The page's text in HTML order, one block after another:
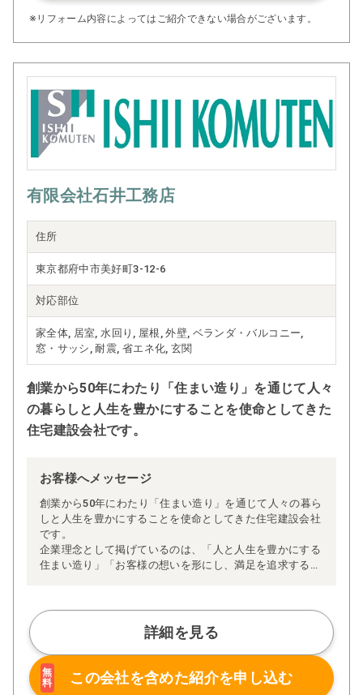
※リフォーム内容によってはご紹介できない場合がございます。
有限会社石井工務店
住所
東京都府中市美好町3-12-6
対応部位
家全体, 居室, 水回り, 屋根, 外壁, ベランダ・バルコニー,
窓・サッシ, 耐震, 省エネ化, 玄関
創業から50年にわたり「住まい造り」を通じて人々
の暮らしと人生を豊かにすることを使命としてきた
住宅建設会社です。
お客様へメッセージ
創業から50年にわたり「住まい造り」を通じて人々の暮ら
しと人生を豊かにすることを使命としてきた住宅建設会社
です。
企業理念として掲げているのは、「人と人生を豊かにする
住まい造り」「お客様の想いを形にし、満足を追求する姿
けでなく、関わるすべてのプロセスに反映されており、単
なる建築ではなく「暮らしの価値を創造する」ことを目指
性能面でも非常に高い品質を誇ります。すべての住宅は長
期優良住宅仕様で、断熱等性能等級6を取得。
外皮平均熱貫流率（Ua値）0.46という優れた断熱性能に
詳細を見る
無
料
この会社を含めた紹介を申し込む